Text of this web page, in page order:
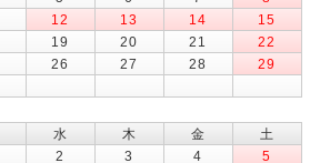
12 13 14
15
19 20 21
22
26 27 28
29
水 木 金
土
2 3 4
5